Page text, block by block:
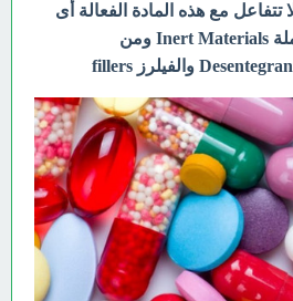
مع هذه المادة الفعالة أى
أنها توصف بأنها مواد خاملة Inert Materials ومن